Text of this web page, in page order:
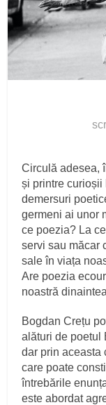
Circulă adesea,
și printre curioșii
demersuri
germeni ai unor
ce poezia? La
servi sau măcar
sale în viața
Are poezia
noastră
Bogdan Crețu
alături de poetul
dar prin aceasta
care poate
întrebările
este abordat